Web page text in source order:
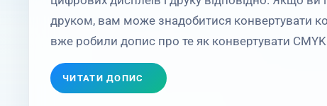
друком, вам може знадобитися конвертувати
вже робили допис про те як конвертувати CMYK
ЧИТАТИ ДОПИС